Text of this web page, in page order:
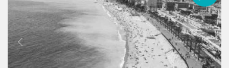
Précédent
Suivant